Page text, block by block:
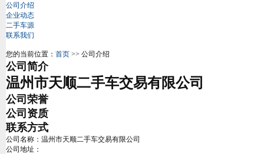
公司介绍
企业动态
二手车源
联系我们
您的当前位置： 首页 >> 公司介绍
公司简介
温州市天顺二手车交易有限公司
公司荣誉
公司资质
联系方式
公司名称： 温州市天顺二手车交易有限公司
公司地址：